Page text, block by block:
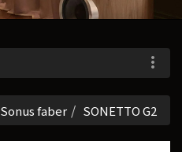
Sonus faber SONETTO G2